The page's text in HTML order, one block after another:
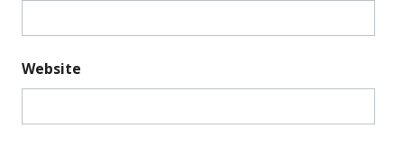
Website